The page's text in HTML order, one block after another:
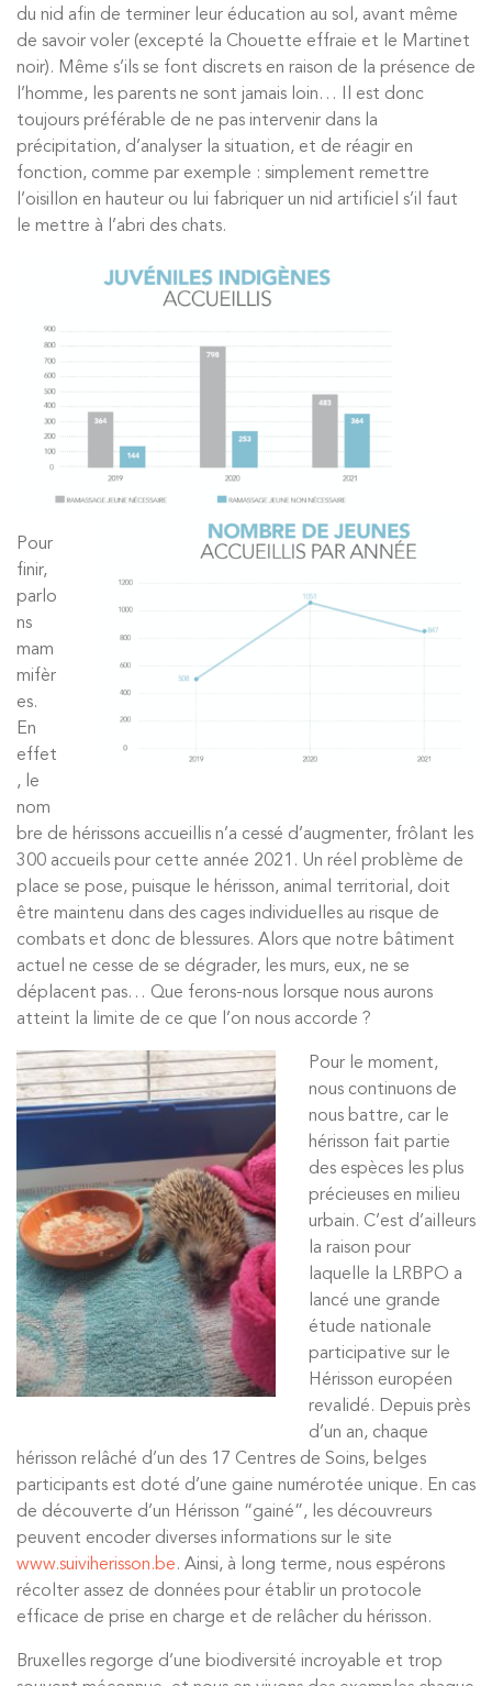
du nid afin de terminer leur éducation au sol, avant même
de savoir voler (excepté la Chouette effraie et le Martinet
noir). Même s’ils se font discrets en raison de la présence de
l’homme, les parents ne sont jamais loin… Il est donc
toujours préférable de ne pas intervenir dans la
précipitation, d’analyser la situation, et de réagir en
fonction, comme par exemple : simplement remettre
l’oisillon en hauteur ou lui fabriquer un nid artificiel s’il faut
le mettre à l’abri des chats.
Pour
finir,
parlo
ns
mam
mifèr
es.
En
effet
, le
nom
bre de hérissons accueillis n’a cessé d’augmenter, frôlant les
300 accueils pour cette année 2021. Un réel problème de
place se pose, puisque le hérisson, animal territorial, doit
être maintenu dans des cages individuelles au risque de
combats et donc de blessures. Alors que notre bâtiment
actuel ne cesse de se dégrader, les murs, eux, ne se
déplacent pas… Que ferons-nous lorsque nous aurons
atteint la limite de ce que l’on nous accorde ?
Pour le moment,
nous continuons de
nous battre, car le
hérisson fait partie
des espèces les plus
précieuses en milieu
urbain. C’est d’ailleurs
la raison pour
laquelle la LRBPO a
lancé une grande
étude nationale
participative sur le
Hérisson européen
revalidé. Depuis près
d’un an, chaque
hérisson relâché d’un des 17 Centres de Soins, belges
participants est doté d’une gaine numérotée unique. En cas
de découverte d’un Hérisson “gainé”, les découvreurs
peuvent encoder diverses informations sur le site
www.suiviherisson.be. Ainsi, à long terme, nous espérons
récolter assez de données pour établir un protocole
efficace de prise en charge et de relâcher du hérisson.
Bruxelles regorge d’une biodiversité incroyable et trop